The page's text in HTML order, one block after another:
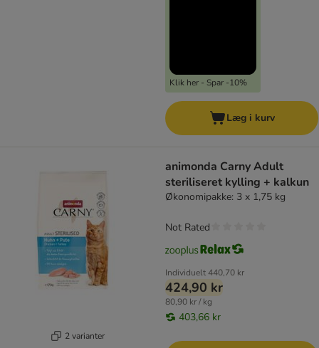
Klik her - Spar -10%
Læg i kurv
2 varianter
animonda Carny Adult
steriliseret kylling + kalkun
Økonomipakke: 3 x 1,75 kg
Individuelt440,70 kr
424,90 kr
80,90 kr / kg
403,66 kr
Not Rated